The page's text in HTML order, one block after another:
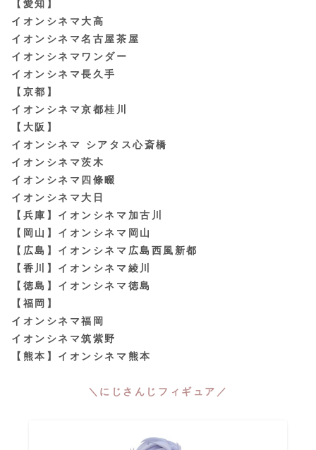
【愛知】
イオンシネマ大高
イオンシネマ名古屋茶屋
イオンシネマワンダー
イオンシネマ長久手
【京都】
イオンシネマ京都桂川
【大阪】
イオンシネマ シアタス心斎橋
イオンシネマ茨木
イオンシネマ四條畷
イオンシネマ大日
【兵庫】イオンシネマ加古川
【岡山】イオンシネマ岡山
【広島】イオンシネマ広島西風新都
【香川】イオンシネマ綾川
【徳島】イオンシネマ徳島
【福岡】
イオンシネマ福岡
イオンシネマ筑紫野
【熊本】イオンシネマ熊本
＼にじさんじフィギュア／